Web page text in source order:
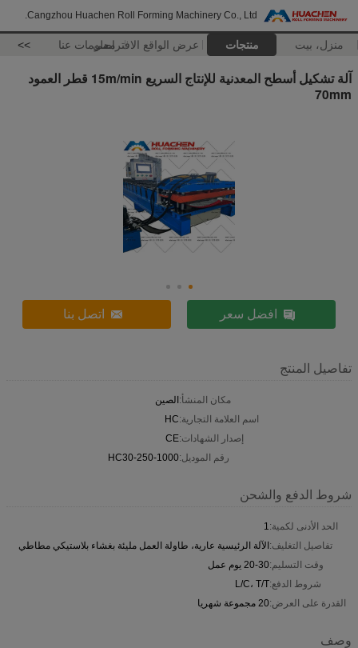
Cangzhou Huachen Roll Forming Machinery Co., Ltd.
منزل، بيت منتجات عرض الواقع الافتراضيمعلومات عنا >>
آلة تشكيل أسطح المعدنية للإنتاج السريع 15m/min قطر العمود
70mm
افضل سعر اتصل بنا
تفاصيل المنتج
مكان المنشأ:الصين
اسم العلامة التجارية:HC
إصدار الشهادات:CE
رقم الموديل:HC30-250-1000
شروط الدفع والشحن
الحد الأدنى لكمية:1
تفاصيل التغليف:الآلة الرئيسية عارية، طاولة العمل مليئة بغشاء بلاستيكي مطاطي
وقت التسليم:20-30 يوم عمل
شروط الدفع:L/C، T/T
القدرة على العرض:20 مجموعة شهريا
وصف